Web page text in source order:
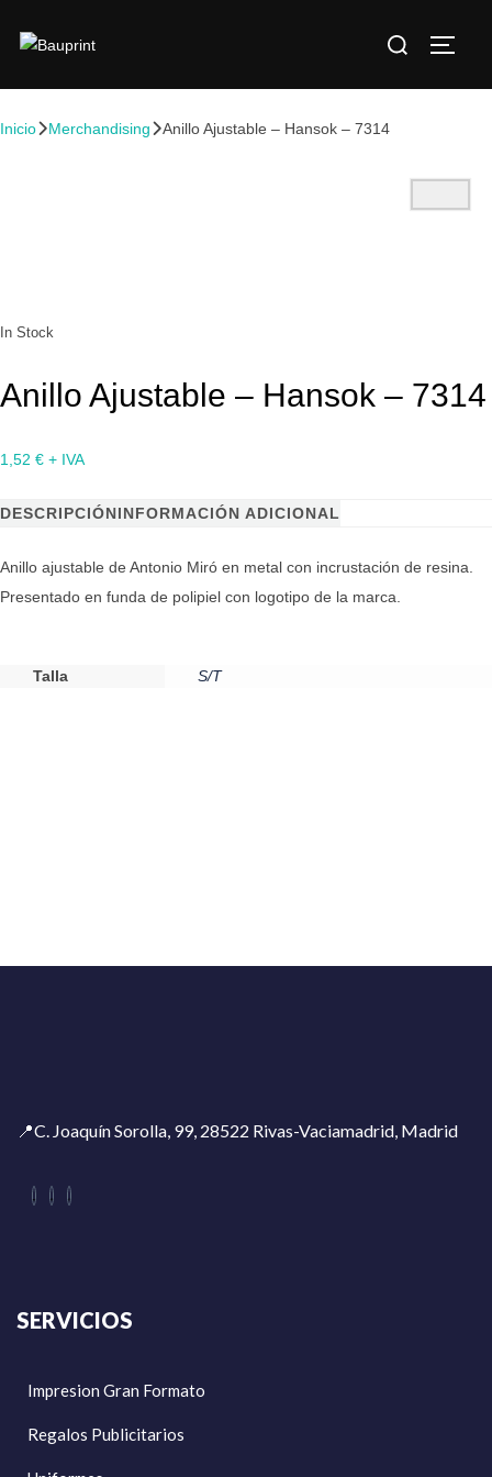
Inicio Merchandising Anillo Ajustable – Hansok – 7314
In Stock
Anillo Ajustable – Hansok – 7314
1,52 € + IVA
DESCRIPCIÓNINFORMACIÓN ADICIONAL
Anillo ajustable de Antonio Miró en metal con incrustación de resina.
Presentado en funda de polipiel con logotipo de la marca.
Talla S/T
📍C. Joaquín Sorolla, 99, 28522 Rivas-Vaciamadrid, Madrid
SERVICIOS
Impresion Gran Formato
Regalos Publicitarios